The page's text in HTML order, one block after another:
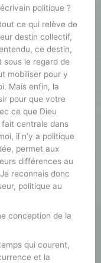
politique ?
ce qui relève de
destin collectif,
ce destin,
sous le regard de
mobiliser pour y
Mais enfin, la
pour que votre
ce que Dieu
centrale dans
il n’y a politique
permet aux
différences au
reconnais donc
politique au
conception de la
qui courent,
et la